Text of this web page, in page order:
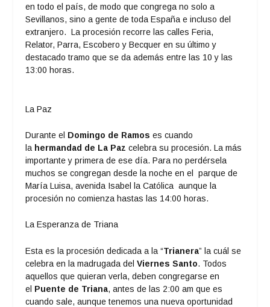
en todo el país, de modo que congrega no solo a
Sevillanos, sino a gente de toda España e incluso del
extranjero. La procesión recorre las calles Feria,
Relator, Parra, Escobero y Becquer en su último y
destacado tramo que se da además entre las 10 y las
13:00 horas.
La Paz
Durante el Domingo de Ramos es cuando
la hermandad de La Pazcelebra su procesión. La más
importante y primera de ese día. Para no perdérsela
muchos se congregan desde la noche en el parque de
María Luisa, avenida Isabel la Católica aunque la
procesión no comienza hastas las 14:00 horas.
La Esperanza de Triana
Esta es la procesión dedicada a la “Trianera” la cuál se
celebra en la madrugada delViernes Santo. Todos
aquellos que quieran verla, deben congregarse en
el Puente de Triana, antes de las 2:00 am que es
cuando sale, aunque tenemos una nueva oportunidad